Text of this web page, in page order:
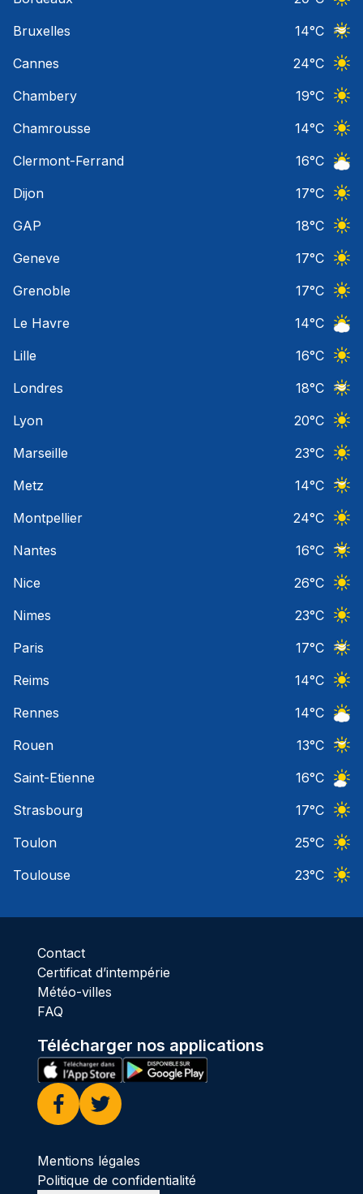
Bruxelles
14°C
Cannes
24°C
Chambery
19°C
Chamrousse
14°C
Clermont-Ferrand
16°C
Dijon
17°C
GAP
18°C
Geneve
17°C
Grenoble
17°C
Le Havre
14°C
Lille
16°C
Londres
18°C
Lyon
20°C
Marseille
23°C
Metz
14°C
Montpellier
24°C
Nantes
16°C
Nice
26°C
Nimes
23°C
Paris
17°C
Reims
14°C
Rennes
14°C
Rouen
13°C
Saint-Etienne
16°C
Strasbourg
17°C
Toulon
25°C
Toulouse
23°C
Contact
Certificat d’intempérie
Météo-villes
FAQ
Télécharger nos applications
Facebook
Twitter
Mentions légales
Politique de confidentialité